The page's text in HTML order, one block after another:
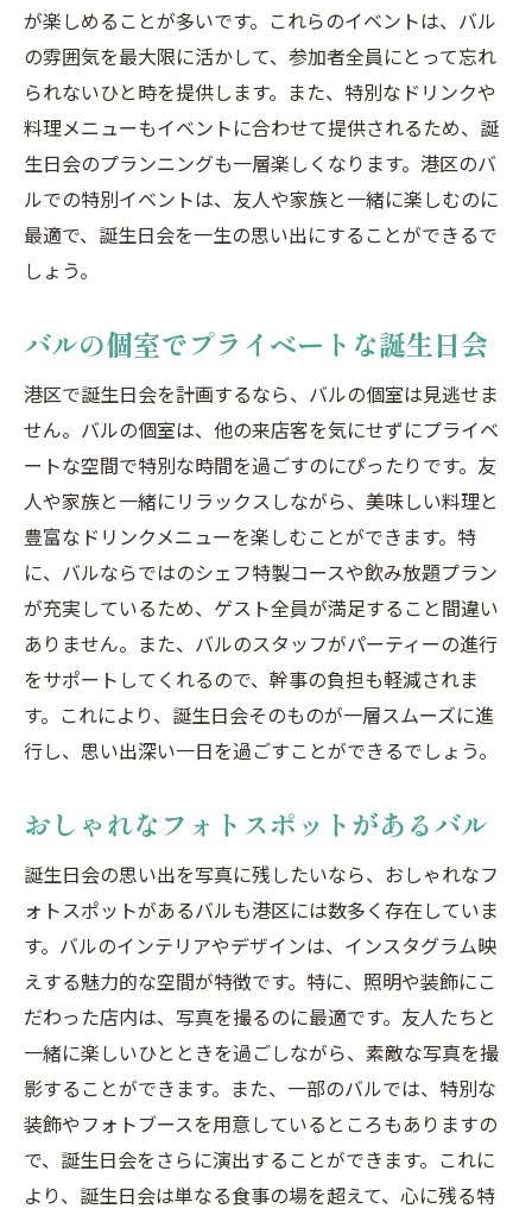
が楽しめることが多いです。これらのイベントは、バル
の雰囲気を最大限に活かして、参加者全員にとって忘れ
られないひと時を提供します。また、特別なドリンクや
料理メニューもイベントに合わせて提供されるため、誕
生日会のプランニングも一層楽しくなります。港区のバ
ルでの特別イベントは、友人や家族と一緒に楽しむのに
最適で、誕生日会を一生の思い出にすることができるで
しょう。
バルの個室でプライベートな誕生日会
港区で誕生日会を計画するなら、バルの個室は見逃せま
せん。バルの個室は、他の来店客を気にせずにプライベ
ートな空間で特別な時間を過ごすのにぴったりです。友
人や家族と一緒にリラックスしながら、美味しい料理と
豊富なドリンクメニューを楽しむことができます。特
に、バルならではのシェフ特製コースや飲み放題プラン
が充実しているため、ゲスト全員が満足すること間違い
ありません。また、バルのスタッフがパーティーの進行
をサポートしてくれるので、幹事の負担も軽減されま
す。これにより、誕生日会そのものが一層スムーズに進
行し、思い出深い一日を過ごすことができるでしょう。
おしゃれなフォトスポットがあるバル
誕生日会の思い出を写真に残したいなら、おしゃれなフ
ォトスポットがあるバルも港区には数多く存在していま
す。バルのインテリアやデザインは、インスタグラム映
えする魅力的な空間が特徴です。特に、照明や装飾にこ
だわった店内は、写真を撮るのに最適です。友人たちと
一緒に楽しいひとときを過ごしながら、素敵な写真を撮
影することができます。また、一部のバルでは、特別な
装飾やフォトブースを用意しているところもありますの
で、誕生日会をさらに演出することができます。これに
より、誕生日会は単なる食事の場を超えて、心に残る特